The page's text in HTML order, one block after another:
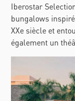
Iberostar
bungalows
XXe siècle et
également un